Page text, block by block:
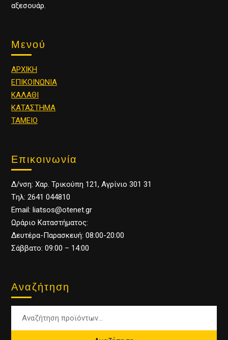
αξεσουάρ.
Μενού
ΑΡΧΙΚΗ
ΕΠΙΚΟΙΝΩΝΙΑ
ΚΑΛΑΘΙ
ΚΑΤΑΣΤΗΜΑ
ΤΑΜΕΙΟ
Επικοινωνία
Δ/νση: Χαρ. Τρικούπη 121, Αγρίνιο 301 31
Tηλ: 2641 044810
Email: liatsos@otenet.gr
Ωράριο Καταστήματος:
Δευτέρα-Παρασκευή: 08:00-20:00
Σάββατο: 09:00 – 14:00
Αναζήτηση